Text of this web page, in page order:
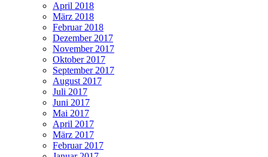
April 2018
März 2018
Februar 2018
Dezember 2017
November 2017
Oktober 2017
September 2017
August 2017
Juli 2017
Juni 2017
Mai 2017
April 2017
März 2017
Februar 2017